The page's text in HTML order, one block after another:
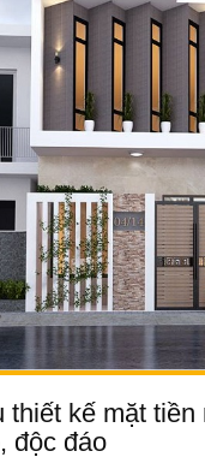
thiết kế mặt tiền
độc đáo